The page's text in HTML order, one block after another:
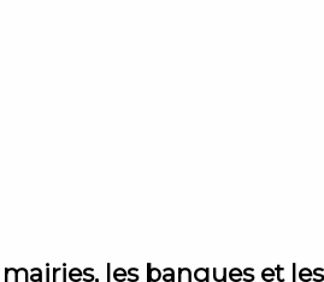
les banques et